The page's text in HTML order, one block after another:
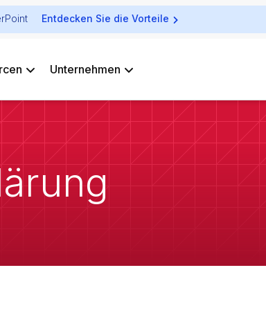
Entdecken Sie die Vorteile
Unternehmen